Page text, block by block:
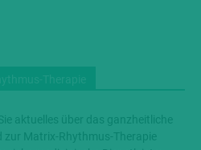
Therapie
aktuelles über das ganzheitliche
zur Matrix-Rhythmus-Therapie